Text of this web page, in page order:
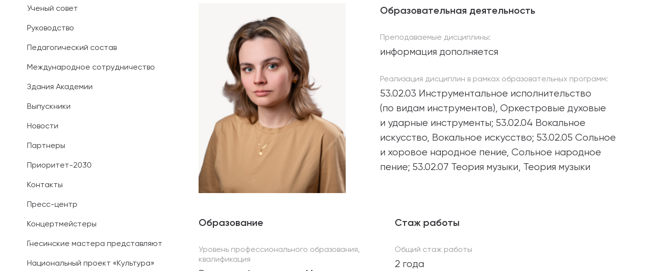
Иностранным абитуриентам
Платные образовательные услуги
Личный кабинет абитуриента
Информация о приемной кампании
предыдущего года
Вопрос-ответ
Контакты приемной комиссии
Ученый совет
Руководство
Педагогический состав
Международное сотрудничество
Здания Академии
Выпускники
Новости
Партнеры
Приоритет-2030
Контакты
Пресс-центр
Концертмейстеры
Гнесинские мастера представляют
Национальный проект «Культура»
Образовательная деятельность
Преподаваемые дисциплины:
информация дополняется
Реализация дисциплин в рамках образовательных программ:
53.02.03 Инструментальное исполнительство
(по видам инструментов), Оркестровые духовые
и ударные инструменты; 53.02.04 Вокальное
искусство, Вокальное искусство; 53.02.05 Сольное
и хоровое народное пение, Сольное народное
пение; 53.02.07 Теория музыки, Теория музыки
Образование
Уровень профессионального образования,
квалификация
Стаж работы
Общий стаж работы
2 года